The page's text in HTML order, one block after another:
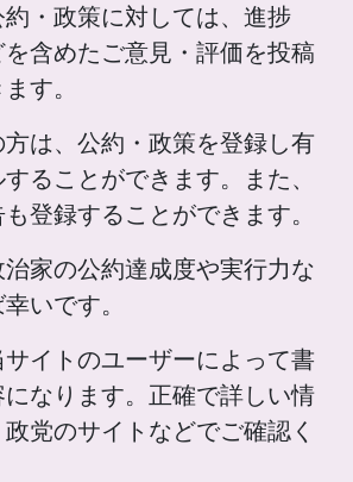
・政策に対しては、進捗
含めたご意見・評価を投稿
す。
は、公約・政策を登録し有
ることができます。また、
登録することができます。
家の公約達成度や実行力な
いです。
イトのユーザーによって書
なります。正確で詳しい情
党のサイトなどでご確認く